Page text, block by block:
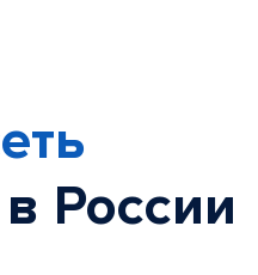
России